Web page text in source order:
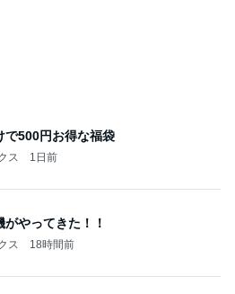
で500円お得な福袋
ス 1日前
やってきた！！
ス 18時間前